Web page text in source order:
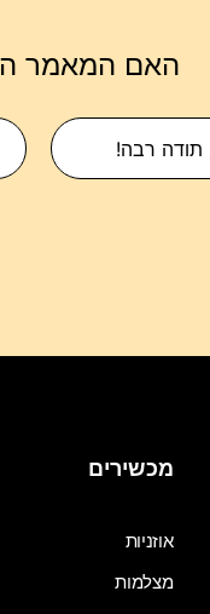
האם המאמר
תודה רבה!
מכשירים
אוזניות
מצלמות